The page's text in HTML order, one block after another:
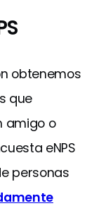
obtenemos
que
amigo o
eNPS
personas